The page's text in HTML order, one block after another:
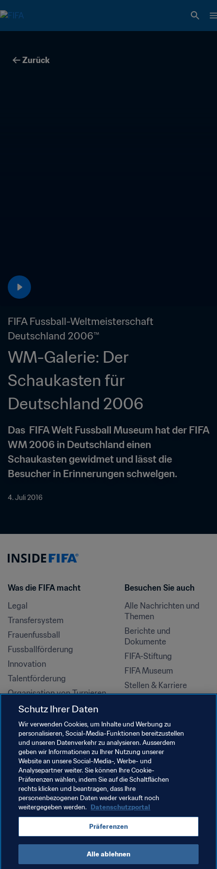
Zurück
FIFA Fussball-Weltmeisterschaft
Deutschland 2006™
WM-Galerie: Der
Schaukasten für
Deutschland 2006
Das  FIFA Welt Fussball Museum hat der FIFA
WM 2006 in Deutschland einen
Schaukasten gewidmet und lässt die
Besucher in Erinnerungen schwelgen.
4. Juli 2016
Was die FIFA macht
Legal
Transfersystem
Frauenfussball
Fussballförderung
Innovation
Talentförderung
Organisation von Turnieren
Nachhaltigkeit
Menschenrechte und
Antidiskriminierung
Gesundheit und Medizin
Bildungsinitiativen
Besuchen Sie auch
Alle Nachrichten und
Themen
Berichte und
Dokumente
FIFA-Stiftung
FIFA Museum
Stellen & Karriere
Schutz Ihrer Daten
Wir verwenden Cookies, um Inhalte und Werbung zu
personalisieren, Social-Media-Funktionen bereitzustellen
und unseren Datenverkehr zu analysieren. Ausserdem
geben wir Informationen zu Ihrer Nutzung unserer
Website an unsere Social-Media-, Werbe- und
Analysepartner weiter. Sie können Ihre Cookie-
Präferenzen wählen, indem Sie auf die Schaltflächen
rechts klicken und beantragen, dass Ihre
personenbezogenen Daten weder verkauft noch
weitergegeben werden. Datenschutzportal
Präferenzen
Alle ablehnen